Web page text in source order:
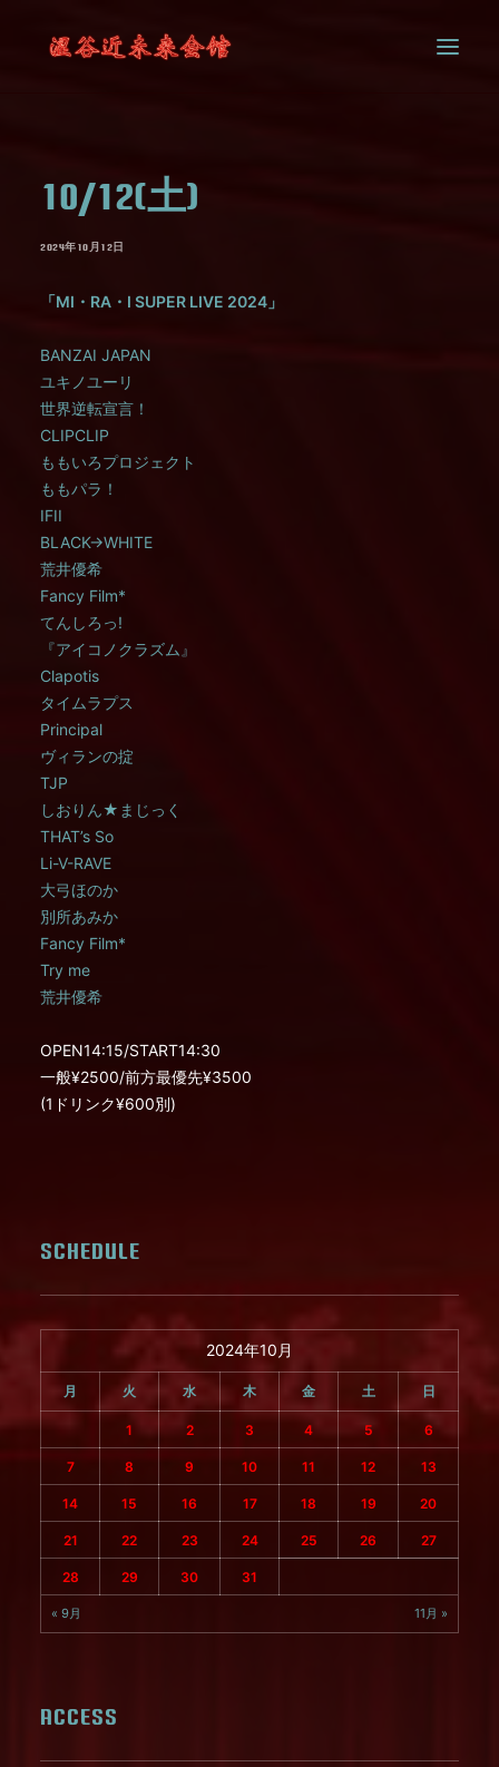
CONTACT10/12(土)
2024年10月12日
「MI・RA・I SUPER LIVE 2024」
BANZAI JAPAN
ユキノユーリ
世界逆転宣言！
CLIPCLIP
ももいろプロジェクト
ももパラ！
IFII
BLACK→WHITE
荒井優希
Fancy Film*
てんしろっ!
『アイコノクラズム』
Clapotis
タイムラプス
Principal
ヴィランの掟
TJP
しおりん★まじっく
THAT’s So
Li-V-RAVE
大弓ほのか
別所あみか
Fancy Film*
Try me
荒井優希
OPEN14:15/START14:30
一般¥2500/前方最優先¥3500
(1ドリンク¥600別)
SCHEDULE
2024年10月
月 火 水 木 金 土 日
1 2 3 4 5 6
7 8 9 10 11 12 13
14 15 16 17 18 19 20
21 22 23 24 25 26 27
28 29 30 31
« 9月 11月 »
ACCESS